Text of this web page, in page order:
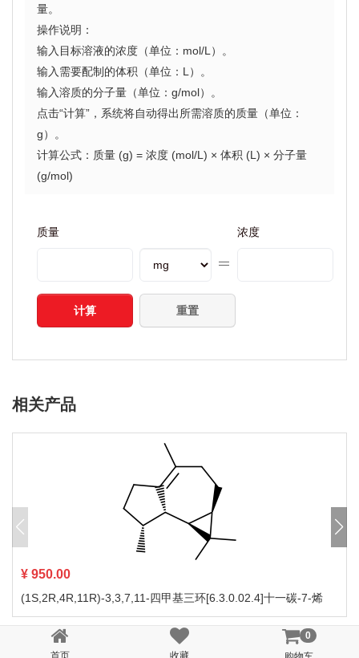
量。
操作说明：
输入目标溶液的浓度（单位：mol/L）。
输入需要配制的体积（单位：L）。
输入溶质的分子量（单位：g/mol）。
点击“计算”，系统将自动得出所需溶质的质量（单位：
g）。
计算公式：质量 (g) = 浓度 (mol/L) × 体积 (L) × 分子量
(g/mol)
质量 浓度
计算 重置
首页 收藏
0
相关产品
¥ 950.00
(1S,2R,4R,11R)-3,3,7,11-四甲基三环[6.3.0.02.4]十一碳-7-烯